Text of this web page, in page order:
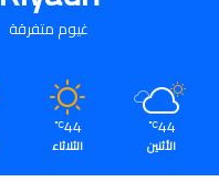
غيوم متفرقة
44
℃
الأثنين
44
℃
الثلاثاء